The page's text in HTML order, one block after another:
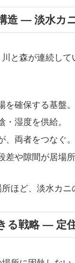
造 ― 淡水カ
と森が連続し
を確保する基盤。
・湿度を供給。
、両者をつなぐ。
差や隙間が居場所
ほど、淡水カニ
る戦略 ― 定